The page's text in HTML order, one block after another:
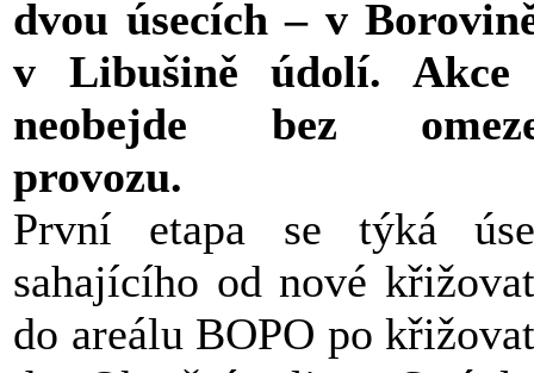
dvou úsecích – v
v Libušině údolí. Akce
neobejde bez
provozu.
První etapa se týká
sahajícího od nové
do areálu BOPO po